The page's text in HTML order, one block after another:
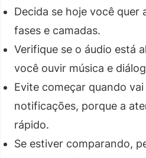
Decida se hoje você quer
fases e camadas.
Verifique se o áudio está
você ouvir música e
Evite começar quando
notificações, porque a
rápido.
Se estiver comparando,